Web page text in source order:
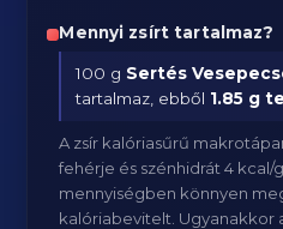
Mennyi zsírt tartalmaz?
100 g Sertés
tartalmaz, ebből 1.85 g
A zsír kalóriasűrű
fehérje és szénhidrát 4 kcal/
mennyiségben könnyen
kalóriabevitelt. Ugyanakkor